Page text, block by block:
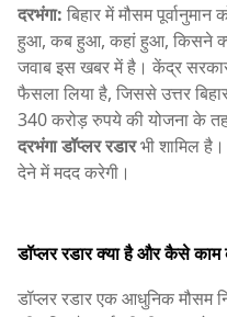
दरभंगा: बिहार में मौसम
हुआ, कब हुआ, कहां हुआ, किसने
जवाब इस खबर में है। केंद्र
फैसला लिया है, जिससे उत्तर
340 करोड़ रुपये की योजना के
दरभंगा डॉप्लर रडारभी शामिल
देने में मदद करेगी।
डॉप्लर रडार क्या है और कैसे काम
डॉप्लर रडार एक आधुनिक मौसम